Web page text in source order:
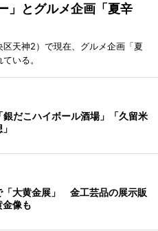
」とグルメ企画「夏辛
天神2）で現在、グルメ企画「夏
いる。
だこハイボール酒場」「久留米
「大黄金展」 金工芸品の展示販
像も